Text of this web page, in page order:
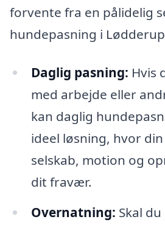
forvente fra en pålidelig
hundepasning i
Daglig pasning: Hvis
med arbejde eller
kan daglig
ideel løsning, hvor
selskab, motion og
dit fravær.
Overnatning: Skal